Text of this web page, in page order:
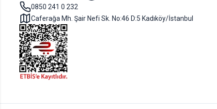
0850 241 0 232
Caferağa Mh. Şair Nefi Sk. No:46 D:5 Kadıköy/İstanbul